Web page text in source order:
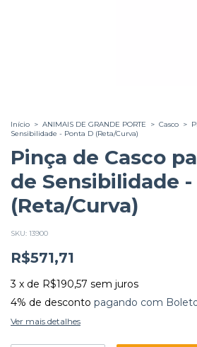
Início > ANIMAIS DE GRANDE PORTE > Casco >
Sensibilidade - Ponta D (Reta/Curva)
Pinça de Casco
de Sensibilidade
(Reta/Curva)
SKU: 13900
R$571,71
3 x de R$190,57 sem juros
4% de desconto pagando com
Ver mais detalhes